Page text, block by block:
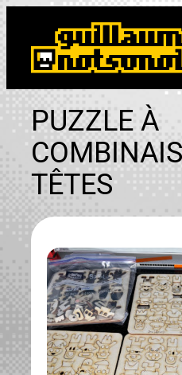
contenu
PUZZLE À
TÊTES